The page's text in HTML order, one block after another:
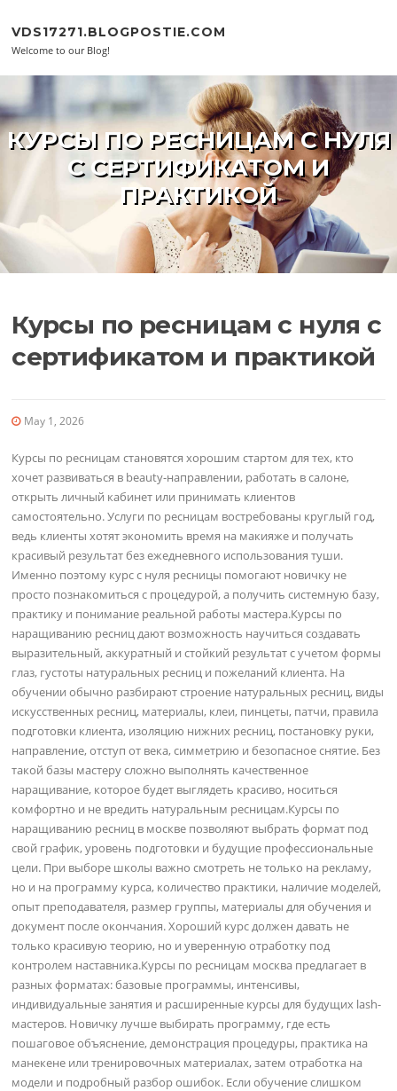
VDS17271.BLOGPOSTIE.COM
Welcome to our Blog!
КУРСЫ ПО РЕСНИЦАМ С НУЛЯ
С СЕРТИФИКАТОМ И
ПРАКТИКОЙ
Курсы по ресницам с нуля с
сертификатом и практикой
May 1, 2026
Курсы по ресницам становятся хорошим стартом для тех, кто
хочет развиваться в beauty-направлении, работать в салоне,
открыть личный кабинет или принимать клиентов
самостоятельно. Услуги по ресницам востребованы круглый год,
ведь клиенты хотят экономить время на макияже и получать
красивый результат без ежедневного использования туши.
Именно поэтому курс с нуля ресницы помогают новичку не
просто познакомиться с процедурой, а получить системную базу,
практику и понимание реальной работы мастера.Курсы по
наращиванию ресниц дают возможность научиться создавать
выразительный, аккуратный и стойкий результат с учетом формы
глаз, густоты натуральных ресниц и пожеланий клиента. На
обучении обычно разбирают строение натуральных ресниц, виды
искусственных ресниц, материалы, клеи, пинцеты, патчи, правила
подготовки клиента, изоляцию нижних ресниц, постановку руки,
направление, отступ от века, симметрию и безопасное снятие. Без
такой базы мастеру сложно выполнять качественное
наращивание, которое будет выглядеть красиво, носиться
комфортно и не вредить натуральным ресницам.Курсы по
наращиванию ресниц в москве позволяют выбрать формат под
свой график, уровень подготовки и будущие профессиональные
цели. При выборе школы важно смотреть не только на рекламу,
но и на программу курса, количество практики, наличие моделей,
опыт преподавателя, размер группы, материалы для обучения и
документ после окончания. Хороший курс должен давать не
только красивую теорию, но и уверенную отработку под
контролем наставника.Курсы по ресницам москва предлагает в
разных форматах: базовые программы, интенсивы,
индивидуальные занятия и расширенные курсы для будущих lash-
мастеров. Новичку лучше выбирать программу, где есть
пошаговое объяснение, демонстрация процедуры, практика на
манекене или тренировочных материалах, затем отработка на
модели и подробный разбор ошибок. Если обучение слишком